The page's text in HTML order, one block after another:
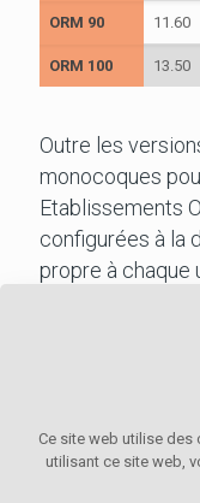
ORM 90
ORM 100
11.60
13.50
Outre les
monocoques
Etablissements
configurées à la
propre à chaque
Ce site web utilise des
utilisant ce site web,